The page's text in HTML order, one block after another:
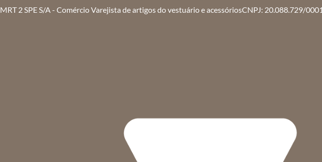
MRT 2 SPE S/A - Comércio Varejista de artigos do vestuário e acessóriosCNPJ: 20.088.729/